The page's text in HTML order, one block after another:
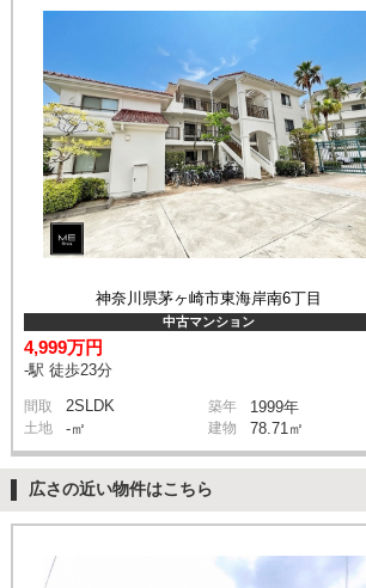
神奈川県茅ヶ崎市東海岸南6丁目
中古マンション
4,999万円
-駅 徒歩23分
間取 2SLDK 築年 1999年
土地 -㎡ 建物 78.71㎡
広さの近い物件はこちら